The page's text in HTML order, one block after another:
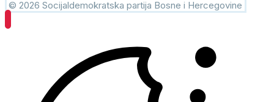
© 2026 Socijaldemokratska partija Bosne i Hercegovine